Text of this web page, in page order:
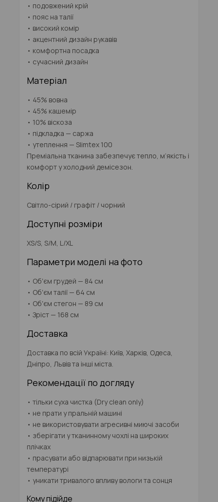
• подовжений крій
• пояс на талії
• високий комір
• акцентний дизайн рукавів
• комфортна посадка
• сучасний дизайн
Матеріал
• 45% вовна
• 45% кашемір
• 10% віскоза
• підкладка — саржа
• утеплення — Slimtex 100
Преміальна тканина забезпечує тепло, м’якість і
комфорт у холодний демісезон.
Колір
Світло-сірий / графіт / чорний
Доступні розміри
XS/S, S/M, L/XL
Параметри моделі на фото
• Обʼєм грудей — 84 см
• Обʼєм талії — 64 см
• Обʼєм стегон — 89 см
• Зріст — 168 см
Доставка
Доставка по всій Україні: Київ, Харків, Одеса,
Дніпро, Львів та інші міста.
Рекомендації по догляду
• тільки суха чистка (Dry clean only)
• не прати у пральній машині
• не використовувати агресивні миючі засоби
• зберігати у тканинному чохлі на широких
плічках
• прасувати або відпарювати при низькій
температурі
• уникати тривалого впливу вологи та сонця
Кому підійде